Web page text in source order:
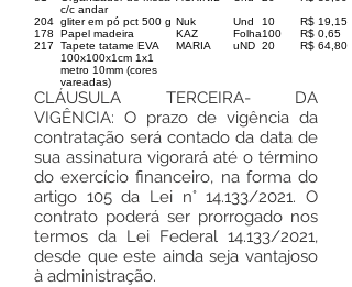
c/c andar
204 gliter em pó pct 500 g Nuk Und 10
R$ 19,15
178
Papel madeira KAZ Folha100
R$ 0,65
217
Tapete tatame EVA
100x100x1cm 1x1
metro 10mm (cores
vareadas)
MARIA uND 20 R$ 64,80
CLÁUSULA TERCEIRA- DA
VIGÊNCIA: O prazo de vigência da
contratação será contado da data de
sua assinatura vigorará até o término
do exercício financeiro, na forma do
artigo 105 da Lei n° 14.133/2021. O
contrato poderá ser prorrogado nos
termos da Lei Federal 14.133/2021,
desde que este ainda seja vantajoso
à administração.